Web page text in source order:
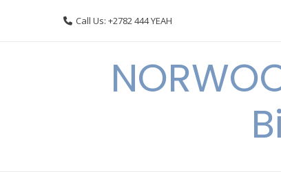
Call Us: +2782 444 YEAH